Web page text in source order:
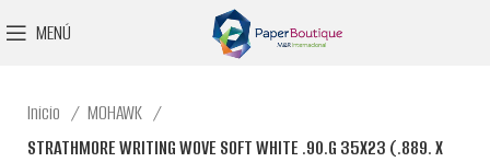
MENÚ
Inicio
MOHAWK
STRATHMORE WRITING WOVE SOFT WHITE .90.G 35X23 (.889. X